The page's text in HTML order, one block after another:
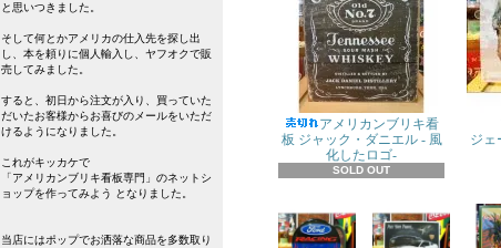
と思いつきました。
そして何とかアメリカの仕入先を探し出
し、本を頼りに個人輸入し、ヤフオクで販
売してみました。
すると、初日から注文が入り、買っていた
だいたお客様からお喜びのメールをいただ
けるようになりました。
これがキッカケで
「アメリカンブリキ看板専門」のネットシ
ョップを作ってみよう となりました。
当店にはポップでお洒落な商品を多数取り
アメリカンブリキ看
板 ジャック・ダニエル - 風
化したロゴ-
SOLD OUT
ジェ